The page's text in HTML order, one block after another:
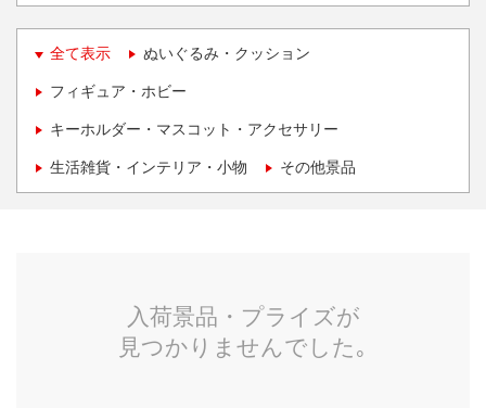
全て表示 ぬいぐるみ・クッション
フィギュア・ホビー
キーホルダー・マスコット・アクセサリー
生活雑貨・インテリア・小物 その他景品